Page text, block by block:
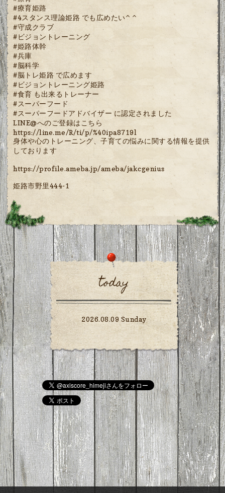
#療育姫路
#4スタンス理論姫路 でも広めたい^ ^
#守成クラブ
#ビジョントレーニング
#姫路体幹
#兵庫
#脳科学
#脳トレ姫路 で広めます
#ビジョントレーニング姫路
#食育 も出来るトレーナー
#スーパーフード
#スーパーフードアドバイザー に認定されました
LINE@へのご登録はこちら
https://line.me/R/ti/p/%40ipa8719l
身体や心のトレーニング、子育ての悩みに関する情報を提供
しております
https://profile.ameba.jp/ameba/jakcgenius
姫路市野里444-1
today
2026.08.09 Sunday